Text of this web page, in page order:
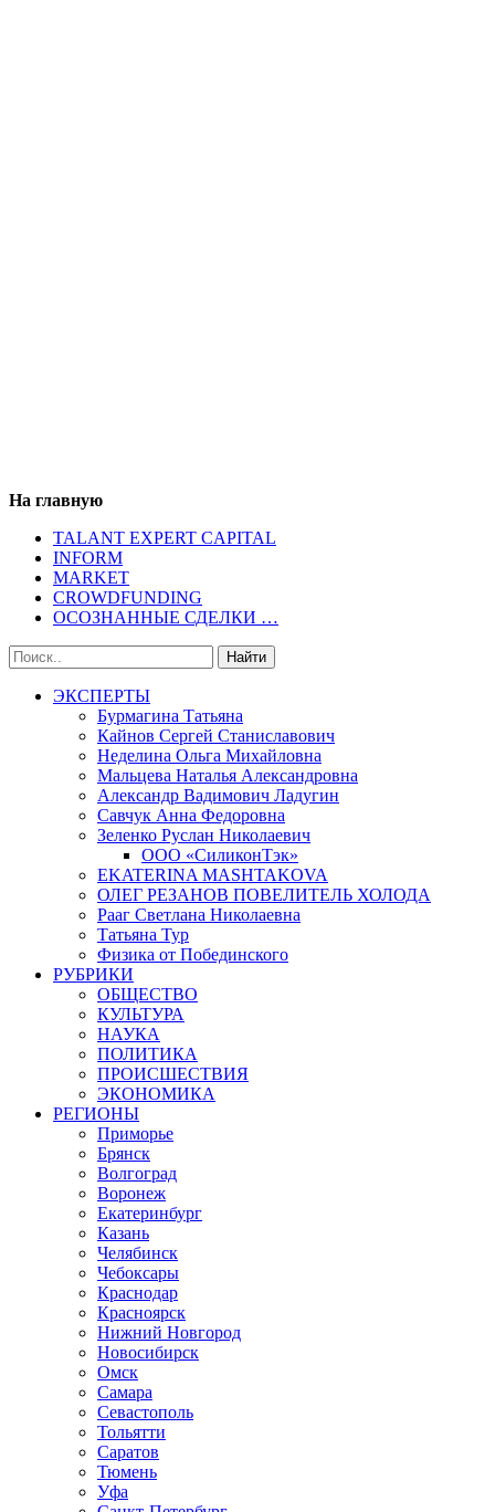
На главную
TALANT EXPERT CAPITAL
INFORM
MARKET
CROWDFUNDING
ОСОЗНАННЫЕ СДЕЛКИ …
ЭКСПЕРТЫ
Бурмагина Татьяна
Кайнов Сергей Станиславович
Неделина Ольга Михайловна
Мальцева Наталья Александровна
Александр Вадимович Ладугин
Савчук Анна Федоровна
Зеленко Руслан Николаевич
ООО «СиликонТэк»
EKATERINA MASHTAKOVA
ОЛЕГ РЕЗАНОВ ПОВЕЛИТЕЛЬ ХОЛОДА
Рааг Светлана Николаевна
Татьяна Тур
Физика от Побединского
РУБРИКИ
ОБЩЕСТВО
КУЛЬТУРА
НАУКА
ПОЛИТИКА
ПРОИСШЕСТВИЯ
ЭКОНОМИКА
РЕГИОНЫ
Приморье
Брянск
Волгоград
Воронеж
Екатеринбург
Казань
Челябинск
Чебоксары
Краснодар
Красноярск
Нижний Новгород
Новосибирск
Омск
Самара
Севастополь
Тольятти
Саратов
Тюмень
Уфа